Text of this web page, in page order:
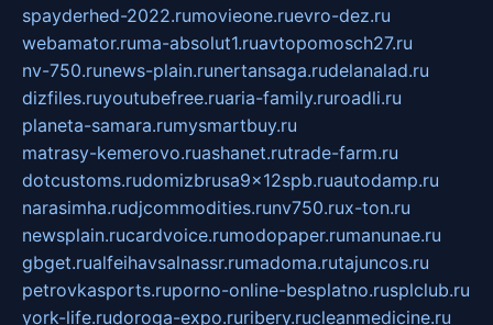
spayderhed-2022.rumovieone.ruevro-dez.ru
webamator.ruma-absolut1.ruavtopomosch27.ru
nv-750.runews-plain.runertansaga.rudelanalad.ru
dizfiles.ruyoutubefree.ruaria-family.ruroadli.ru
planeta-samara.rumysmartbuy.ru
matrasy-kemerovo.ruashanet.rutrade-farm.ru
dotcustoms.rudomizbrusa9x12spb.ruautodamp.ru
narasimha.rudjcommodities.runv750.rux-ton.ru
newsplain.rucardvoice.rumodopaper.rumanunae.ru
gbget.rualfeihavsalnassr.rumadoma.rutajuncos.ru
petrovkasports.ruporno-online-besplatno.rusplclub.ru
york-life.rudoroga-expo.ruribery.rucleanmedicine.ru